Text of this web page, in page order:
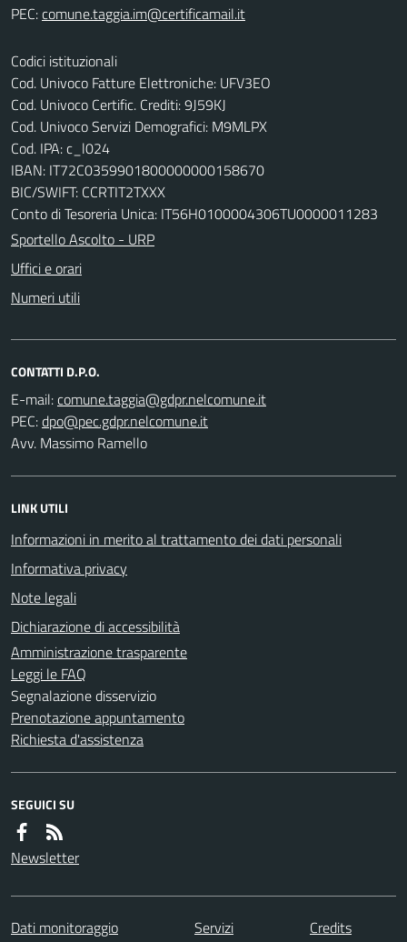
PEC:
Codici istituzionali
Cod. Univoco Fatture Elettroniche: UFV3EO
Cod. Univoco Certific. Crediti: 9J59KJ
Cod. Univoco Servizi Demografici: M9MLPX
Cod. IPA: c_l024
IBAN: IT72C0359901800000000158670
BIC/SWIFT: CCRTIT2TXXX
Conto di Tesoreria Unica: IT56H0100004306TU0000011283
Sportello Ascolto - URP
Uffici e orari
Numeri utili
CONTATTI D.P.O.
E-mail:
PEC:
Avv. Massimo Ramello
LINK UTILI
Informazioni in merito al trattamento dei dati personali
Informativa privacy
Note legali
Dichiarazione di accessibilità
Amministrazione trasparente
Leggi le FAQ
Segnalazione disservizio
Prenotazione appuntamento
Richiesta d'assistenza
SEGUICI SU
Newsletter
Dati monitoraggio Servizi
Credits